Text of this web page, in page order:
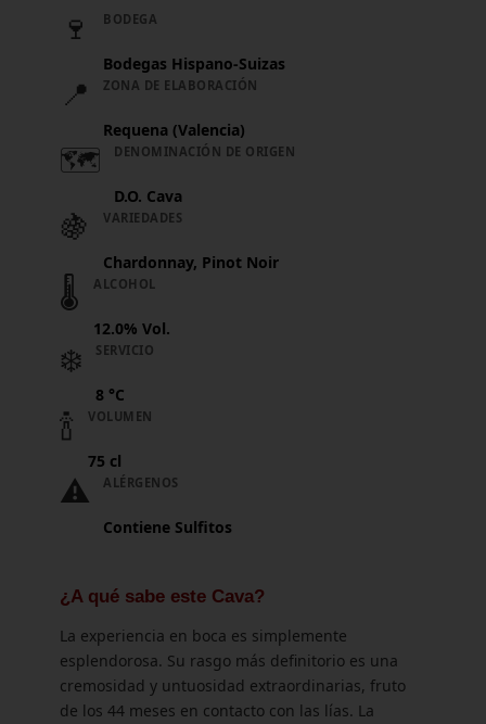
🍷 BODEGA
Bodegas Hispano-Suizas
📍 ZONA DE ELABORACIÓN
Requena (Valencia)
🗺️ DENOMINACIÓN DE ORIGEN
D.O. Cava
🍇 VARIEDADES
Chardonnay, Pinot Noir
🌡️ ALCOHOL
12.0% Vol.
❄️ SERVICIO
8 °C
🍾 VOLUMEN
75 cl
⚠️ ALÉRGENOS
Contiene Sulfitos
¿A qué sabe este Cava?
La experiencia en boca es simplemente
esplendorosa. Su rasgo más definitorio es una
cremosidad y untuosidad extraordinarias, fruto
de los 44 meses en contacto con las lías. La